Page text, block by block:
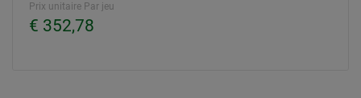
Prix unitaire Par jeu
€ 352,78